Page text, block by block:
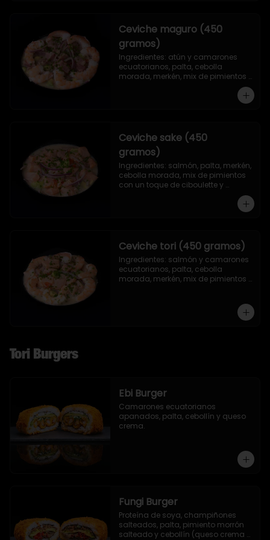
Ceviche maguro (450
gramos)
Ingredientes: atún y camarones
ecuatorianos, palta, cebolla
morada, merkén, mix de pimientos
Ceviche sake (450
gramos)
Ingredientes: salmón, palta, merkén,
cebolla morada, mix de pimientos
con un toque de ciboulette y
Ceviche tori (450 gramos)
Ingredientes: salmón y camarones
ecuatorianos, palta, cebolla
morada, merkén, mix de pimientos
Tori Burgers
Ebi Burger
Camarones ecuatorianos
apanados, palta, cebollín y queso
crema.
Fungi Burger
Proteína de soya, champiñones
salteados, palta, pimiento morrón
salteado y cebollín (queso crema